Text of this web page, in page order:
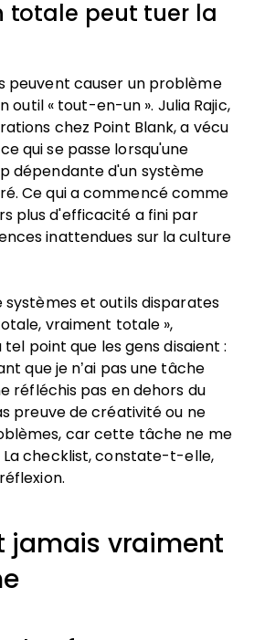
totale peut tuer la
peuvent causer un problème
outil « tout-en-un ». Julia Rajic,
chez Point Blank, a vécu
qui se passe lorsqu'une
dépendante d'un système
Ce qui a commencé comme
plus d'efficacité a fini par
inattendues sur la culture
systèmes et outils disparates
vraiment totale »,
point que les gens disaient :
que je n’ai pas une tâche
réfléchis pas en dehors du
preuve de créativité ou ne
car cette tâche ne me
La checklist, constate-t-elle,
jamais vraiment